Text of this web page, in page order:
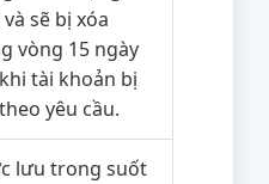
sẽ bị xóa
vòng 15 ngày
tài khoản bị
yêu cầu.
lưu trong suốt